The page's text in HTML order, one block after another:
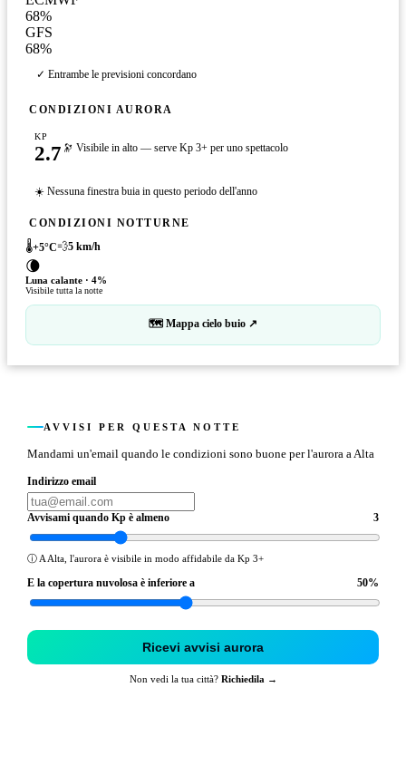
68%
GFS
68%
✓ Entrambe le previsioni concordano
CONDIZIONI AURORA
KP
2.7 🔭 Visibile in alto — serve Kp 3+ per uno spettacolo
☀️ Nessuna finestra buia in questo periodo dell'anno
CONDIZIONI NOTTURNE
🌡️+5°C💨5 km/h
🌘
Luna calante · 4%
Visibile tutta la notte
🗺 Mappa cielo buio ↗
AVVISI PER QUESTA NOTTE
Mandami un'email quando le condizioni sono buone per l'aurora a Alta
Indirizzo email
Avvisami quando Kp è almeno 3
ⓘ A Alta, l'aurora è visibile in modo affidabile da Kp 3+
E la copertura nuvolosa è inferiore a 50%
Ricevi avvisi aurora
Non vedi la tua città? Richiedila →